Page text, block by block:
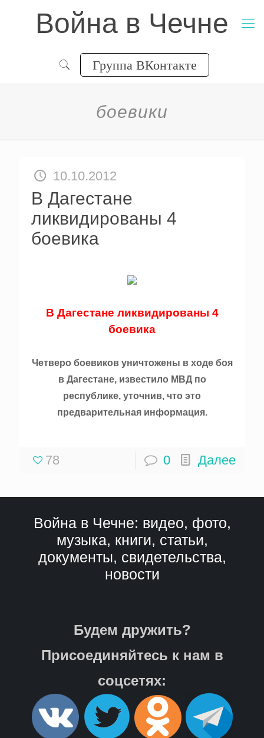
Война в Чечне
Группа ВКонтакте
боевики
10.10.2012
В Дагестане
ликвидированы 4
боевика
В Дагестане ликвидированы 4
боевика
Четверо боевиков уничтожены в ходе боя
в Дагестане, известило МВД по
республике, уточнив, что это
предварительная информация.
78 0 Далее
Война в Чечне: видео, фото,
музыка, книги, статьи,
документы, свидетельства,
новости
Будем дружить?
Присоединяйтесь к нам в
соцсетях: